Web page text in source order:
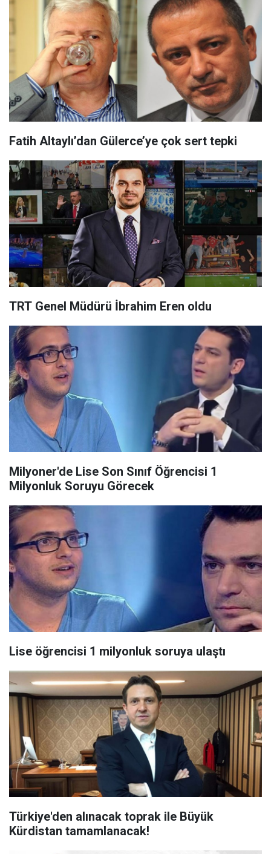
Fatih Altaylı’dan Gülerce’ye çok sert tepki
TRT Genel Müdürü İbrahim Eren oldu
Milyoner'de Lise Son Sınıf Öğrencisi 1
Milyonluk Soruyu Görecek
Lise öğrencisi 1 milyonluk soruya ulaştı
Türkiye'den alınacak toprak ile Büyük
Kürdistan tamamlanacak!